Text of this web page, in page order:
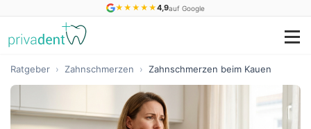
★ ★ ★ ★ ★4,9auf Google
Ratgeber › Zahnschmerzen › Zahnschmerzen beim Kauen